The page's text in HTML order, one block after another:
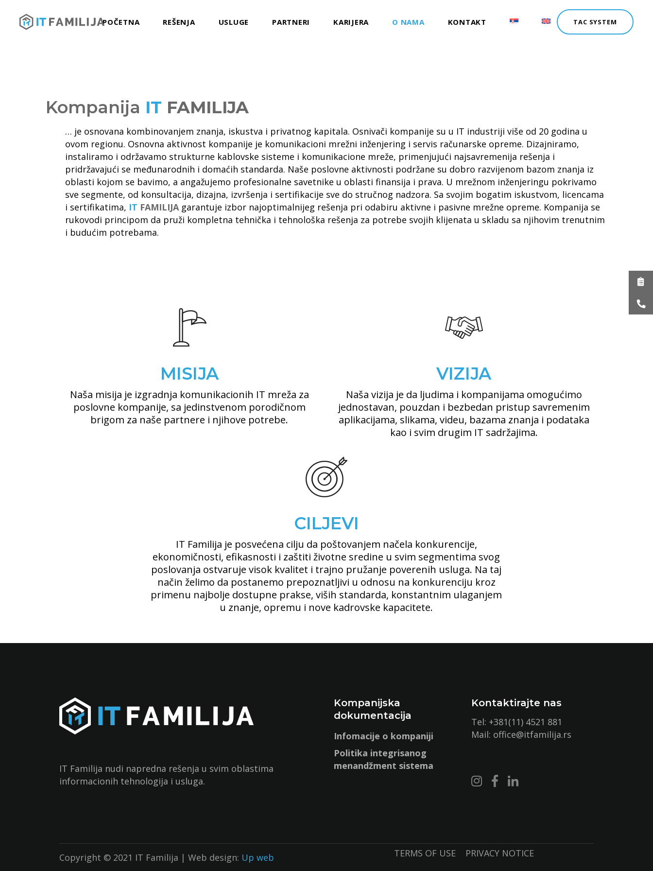
POČETNA REŠENJA USLUGE PARTNERI KARIJERA O NAMA KONTAKT TAC SYSTEM
Kompanija IT FAMILIJA
… je osnovana kombinovanjem znanja, iskustva i privatnog kapitala. Osnivači kompanije su u IT industriji više od 20 godina u
ovom regionu. Osnovna aktivnost kompanije je komunikacioni mrežni inženjering i servis računarske opreme. Dizajniramo,
instaliramo i održavamo strukturne kablovske sisteme i komunikacione mreže, primenjujući najsavremenija rešenja i
pridržavajući se međunarodnih i domaćih standarda. Naše poslovne aktivnosti podržane su dobro razvijenom bazom znanja iz
oblasti kojom se bavimo, a angažujemo profesionalne savetnike u oblasti finansija i prava. U mrežnom inženjeringu pokrivamo
sve segmente, od konsultacija, dizajna, izvršenja i sertifikacije sve do stručnog nadzora. Sa svojim bogatim iskustvom, licencama
i sertifikatima, IT FAMILIJAgarantuje izbor najoptimalnijeg rešenja pri odabiru aktivne i pasivne mrežne opreme. Kompanija se
rukovodi principom da pruži kompletna tehnička i tehnološka rešenja za potrebe svojih klijenata u skladu sa njihovim trenutnim
i budućim potrebama.
MISIJA
Naša misija je izgradnja komunikacionih IT mreža za
poslovne kompanije, sa jedinstvenom porodičnom
brigom za naše partnere i njihove potrebe.
VIZIJA
Naša vizija je da ljudima i kompanijama omogućimo
jednostavan, pouzdan i bezbedan pristup savremenim
aplikacijama, slikama, videu, bazama znanja i podataka
kao i svim drugim IT sadržajima.
CILJEVI
IT Familija je posvećena cilju da poštovanjem načela konkurencije,
ekonomičnosti, efikasnosti i zaštiti životne sredine u svim segmentima svog
poslovanja ostvaruje visok kvalitet i trajno pružanje poverenih usluga. Na taj
način želimo da postanemo prepoznatljivi u odnosu na konkurenciju kroz
primenu najbolje dostupne prakse, viših standarda, konstantnim ulaganjem
u znanje, opremu i nove kadrovske kapacitete.
IT Familija nudi napredna rešenja u svim oblastima
informacionih tehnologija i usluga.
Kompanijska
dokumentacija
Infomacije o kompaniji
Politika integrisanog
menandžment sistema
Kontaktirajte nas
Tel: +381(11) 4521 881
Mail: office@itfamilija.rs
Copyright © 2021 IT Familija | Web design: Up web TERMS OF USE PRIVACY NOTICE